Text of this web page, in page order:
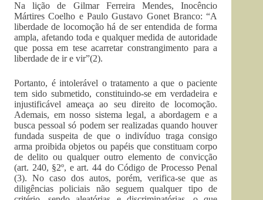
Na lição de Gilmar Ferreira Mendes, Inocêncio
Mártires Coelho e Paulo Gustavo Gonet Branco: “A
liberdade de locomoção há de ser entendida de forma
ampla, afetando toda e qualquer medida de autoridade
que possa em tese acarretar constrangimento para a
liberdade de ir e vir”(2).
Portanto, é intolerável o tratamento a que o paciente
tem sido submetido, constituindo-se em verdadeira e
injustificável ameaça ao seu direito de locomoção.
Ademais, em nosso sistema legal, a abordagem e a
busca pessoal só podem ser realizadas quando houver
fundada suspeita de que o indivíduo traga consigo
arma proibida objetos ou papéis que constituam corpo
de delito ou qualquer outro elemento de convicção
(art. 240, §2º, e art. 44 do Código de Processo Penal
(3). No caso dos autos, porém, verifica-se que as
diligências policiais não seguem qualquer tipo de